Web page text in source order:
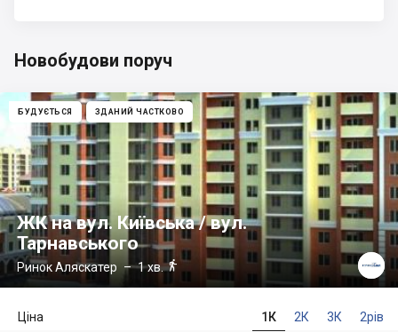
Новобудови поруч
БУДУЄТЬСЯ ЗДАНИЙ ЧАСТКОВО
ЖК на вул. Київська / вул.
Тарнавського
Ринок Аляскатер – 1 хв.
1К 2К 3К 2рів
Ціна